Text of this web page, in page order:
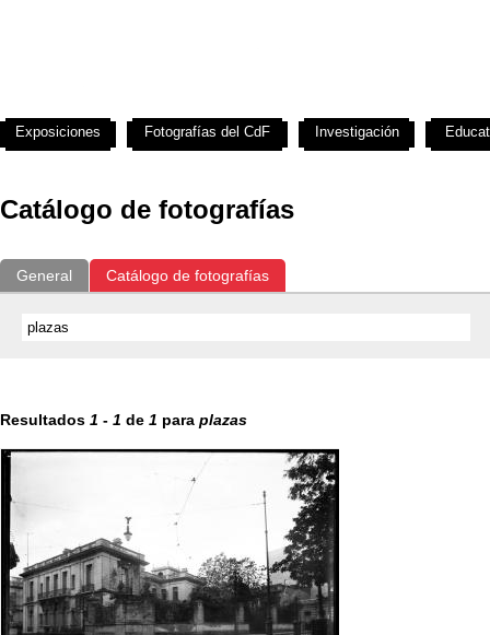
Catálogo de fotografías
General Catálogo de fotografías
Resultados 1 - 1 de 1 para plazas
Exposiciones Fotografías del CdF Investigación